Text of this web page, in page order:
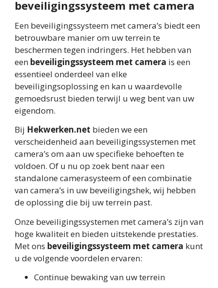
beveiligingssysteem met camera
Een beveiligingssysteem met camera’s biedt een
betrouwbare manier om uw terrein te
beschermen tegen indringers. Het hebben van
een beveiligingssysteem met camera is een
essentieel onderdeel van elke
beveiligingsoplossing en kan u waardevolle
gemoedsrust bieden terwijl u weg bent van uw
eigendom.
Bij Hekwerken.net bieden we een
verscheidenheid aan beveiligingssystemen met
camera’s om aan uw specifieke behoeften te
voldoen. Of u nu op zoek bent naar een
standalone camerasysteem of een combinatie
van camera’s in uw beveiligingshek, wij hebben
de oplossing die bij uw terrein past.
Onze beveiligingssystemen met camera’s zijn van
hoge kwaliteit en bieden uitstekende prestaties.
Met ons beveiligingssysteem met camera kunt
u de volgende voordelen ervaren:
Continue bewaking van uw terrein